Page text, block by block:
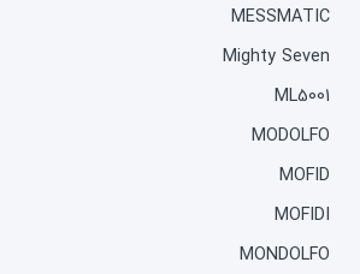
MESSMATIC
Mighty Seven
ML5001
MODOLFO
MOFID
MOFIDI
MONDOLFO